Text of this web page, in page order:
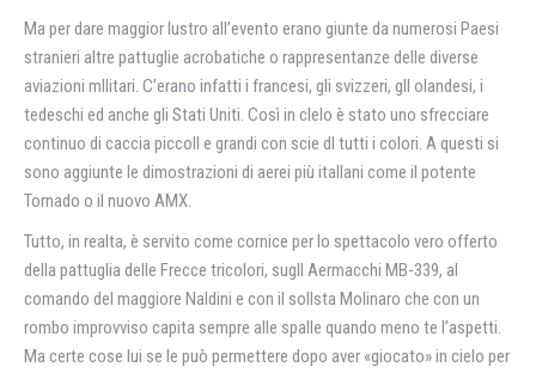
Ma per dare maggior lustro all’evento erano giunte da numerosi Paesi
stranieri altre pattuglie acrobatiche o rappresentanze delle diverse
aviazioni mllitari. C’erano infatti i francesi, gli svizzeri, gll olandesi, i
tedeschi ed anche gli Stati Uniti. Così in clelo è stato uno sfrecciare
continuo di caccia piccoll e grandi con scie dl tutti i colori. A questi si
sono aggiunte le dimostrazioni di aerei più itallani come il potente
Tornado o il nuovo AMX.
Tutto, in realta, è servito come cornice per lo spettacolo vero offerto
della pattuglia delle Frecce tricolori, sugll Aermacchi MB-339, al
comando del maggiore Naldini e con il sollsta Molinaro che con un
rombo improvviso capita sempre alle spalle quando meno te l’aspetti.
Ma certe cose lui se le può permettere dopo aver «giocato» in cielo per